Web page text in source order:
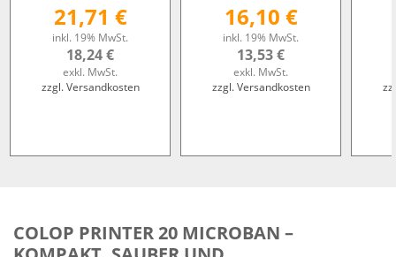
21,71 €
inkl. 19% MwSt.
18,24 €
exkl. MwSt.
zzgl. Versandkosten
16,10 €
inkl. 19% MwSt.
13,53 €
exkl. MwSt.
zzgl. Versandkosten
COLOP PRINTER 20 MICROBAN –